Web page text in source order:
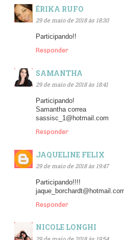
ÉRIKA RUFO
29 de maio de 2018 às 18:30
Participando!!
Responder
SAMANTHA
29 de maio de 2018 às 18:41
Participando!
Samantha correa
sassisc_1@hotmail.com
Responder
JAQUELINE FELIX
29 de maio de 2018 às 19:47
Participando!!!!
Responder
NICOLE LONGHI